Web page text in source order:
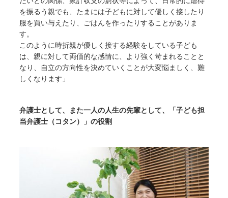
を振るう親でも、たまには子どもに対して優しく接したり
服を買い与えたり、ごはんを作ったりすることがありま
す。
このように時折親が優しく接する経験をしている子ども
は、親に対して両価的な感情に、より強く苛まれることと
なり、自立の方向性を決めていくことが大変悩ましく、難
しくなります」
弁護士として、また一人の人生の先輩として、「子ども担
当弁護士（コタン）」の役割